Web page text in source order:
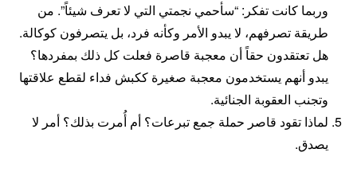
وربما كانت تفكر: “سأحمي نجمتي التي لا تعرف شيئاً”. من
طريقة تصرفهم، لا يبدو الأمر وكأنه فرد، بل يتصرفون كوكالة.
هل تعتقدون حقاً أن معجبة قاصرة فعلت كل ذلك بمفردها؟
يبدو أنهم يستخدمون معجبة صغيرة ككبش فداء لقطع علاقتها
وتجنب العقوبة الجنائية.
لماذا تقود قاصر حملة جمع تبرعات؟ أم أُمرت بذلك؟ أمر لا
يصدق.